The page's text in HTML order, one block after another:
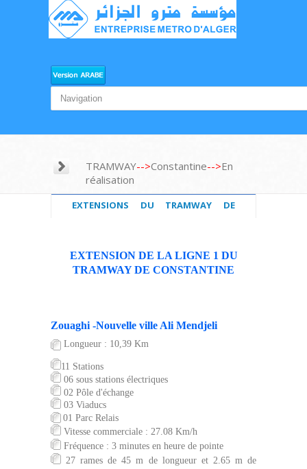
TRAMWAY-->Constantine-->En
réalisation
EXTENSIONS DU TRAMWAY DE
EXTENSION DE LA LIGNE 1 DU
TRAMWAY DE CONSTANTINE
Zouaghi -Nouvelle ville Ali Mendjeli
Longueur : 10,39 Km
11 Stations
06 sous stations électriques
02 Pôle d'échange
03 Viaducs
01 Parc Relais
Vitesse commerciale : 27.08 Km/h
Fréquence : 3 minutes en heure de pointe
27 rames de 45 m de longueur et 2.65 m de